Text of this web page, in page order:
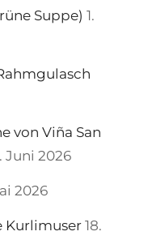
Suppe) 1.
von Viña San
Juni 2026
2026
Kurlimuser 18.